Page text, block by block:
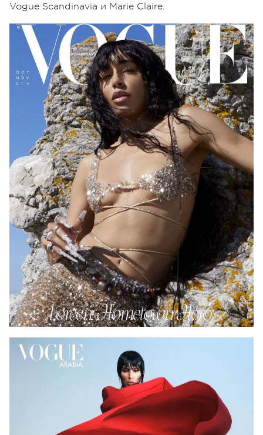
Vogue Scandinavia и Marie Claire.